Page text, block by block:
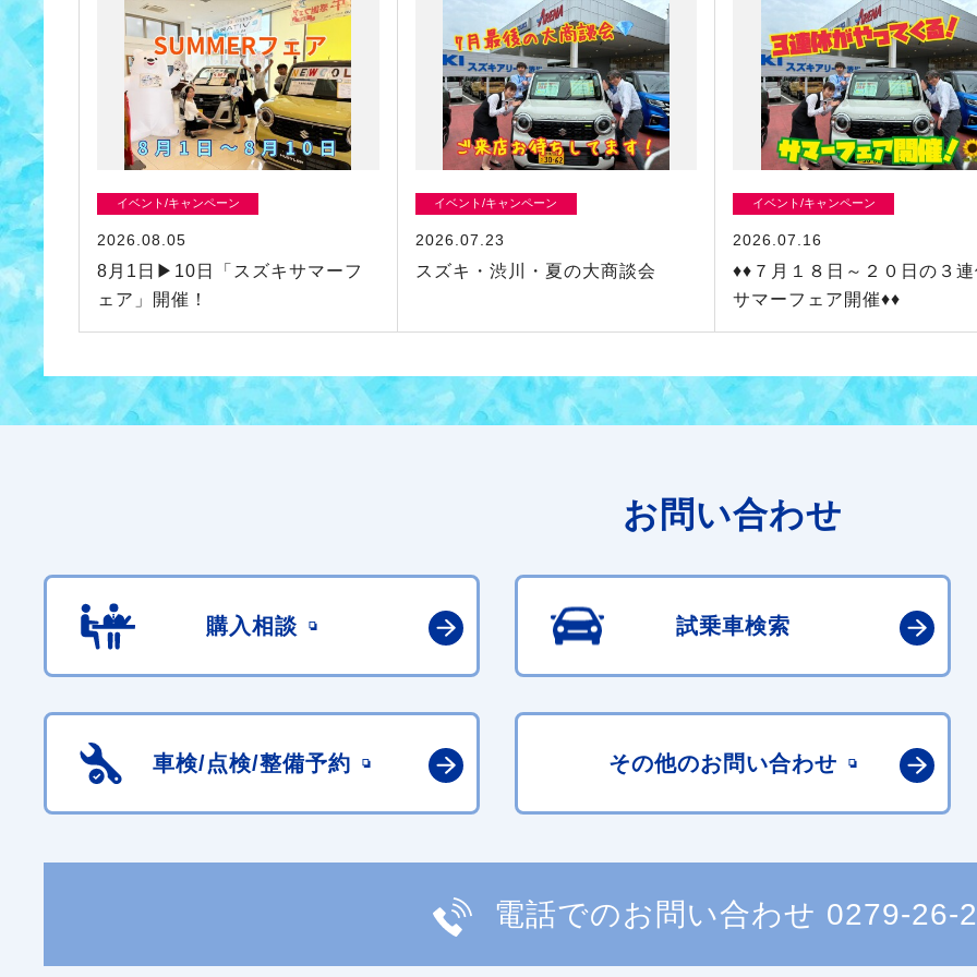
イベント/キャンペーン
2026.08.05
8月1日▶10日「スズキサマーフ
ェア」開催！
イベント/キャンペーン
2026.07.23
スズキ・渋川・夏の大商談会
イベント/キャンペーン
2026.07.16
♦♦７月１８日～２０日の３
サマーフェア開催♦♦
お問い合わせ
購入相談 試乗車検索
車検/点検/整備予約 その他のお問い合わせ
電話でのお問い合わせ 0279-26-